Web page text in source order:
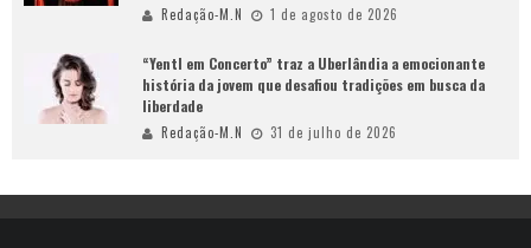
Redação-M.N 1 de agosto de 2026
“Yentl em Concerto” traz a Uberlândia a emocionante
história da jovem que desafiou tradições em busca da
liberdade
Redação-M.N 31 de julho de 2026